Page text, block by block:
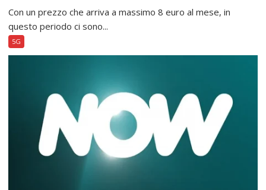
Con un prezzo che arriva a massimo 8 euro al mese, in
questo periodo ci sono...
5G